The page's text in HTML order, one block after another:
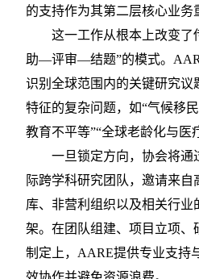
的支持作为其第二层核心业务
这一工作从根本上改变了
助—评审—结题”的模式。
识别全球范围内的关键研究议
特征的复杂问题，如“气候移
教育不平等”“全球老龄化与医
一旦锁定方向，协会将通
际跨学科研究团队，邀请来
库、非营利组织以及相关行业
架。在团队组建、项目立项、
制定上， AARE提供专业支持